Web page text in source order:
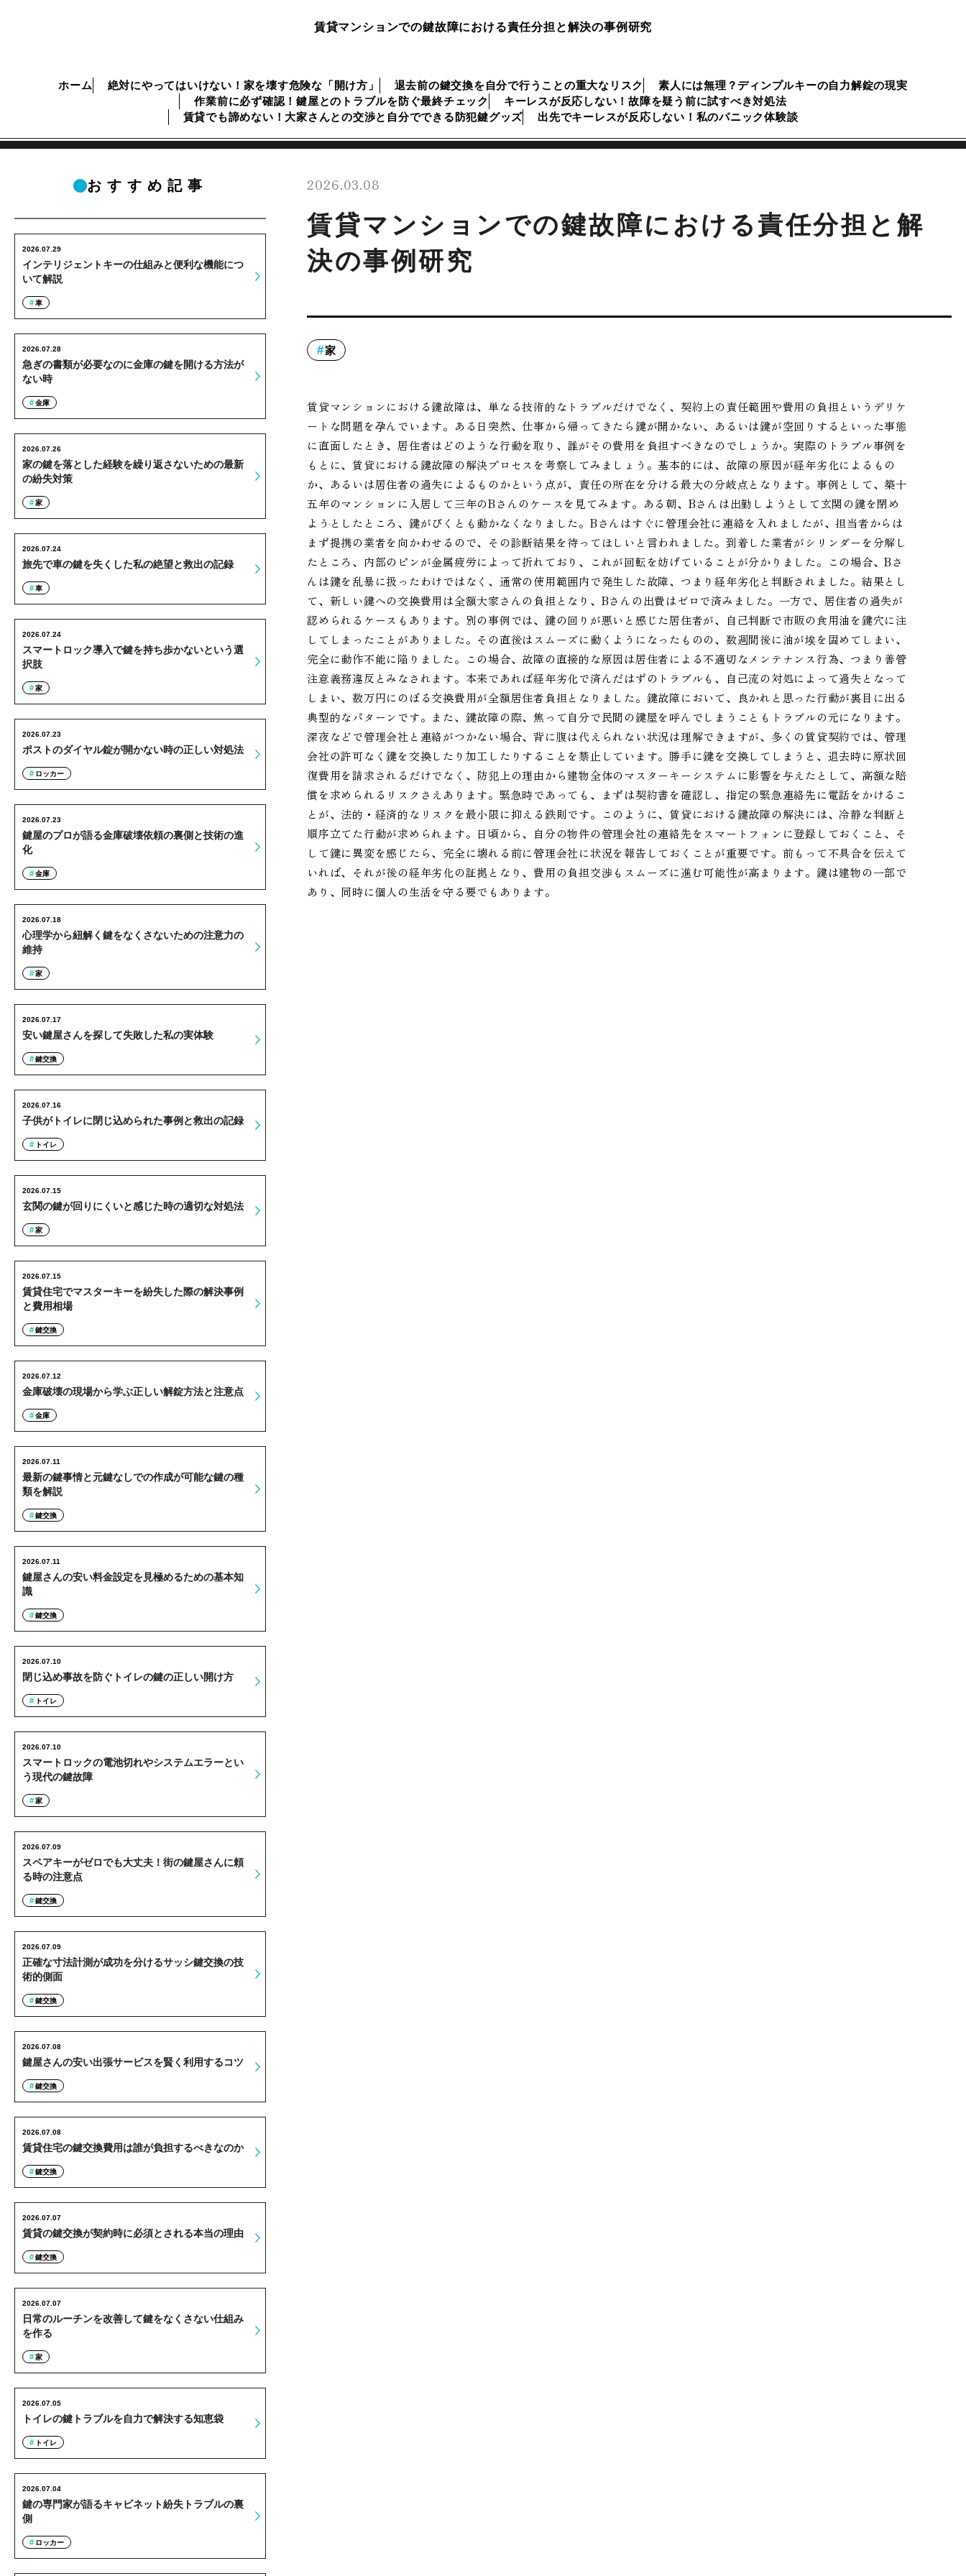
賃貸マンションでの鍵故障における責任分担と解決の事例研究
ホーム 絶対にやってはいけない！家を壊す危険な「開け方」 退去前の鍵交換を自分で行うことの重大なリスク
素人には無理？ディンプルキーの自力解錠の現実
作業前に必ず確認！鍵屋とのトラブルを防ぐ最終チェック
キーレスが反応しない！故障を疑う前に試すべき対処法
賃貸でも諦めない！大家さんとの交渉と自分でできる防犯鍵グッズ
出先でキーレスが反応しない！私のパニック体験談
2026.03.08
賃貸マンションでの鍵故障における責任分担と解
決の事例研究
家
賃貸マンションにおける鍵故障は、単なる技術的なトラブルだけでなく、契約上の責任範囲や費用の負担というデリケ
ートな問題を孕んでいます。ある日突然、仕事から帰ってきたら鍵が開かない、あるいは鍵が空回りするといった事態
に直面したとき、居住者はどのような行動を取り、誰がその費用を負担すべきなのでしょうか。実際のトラブル事例を
もとに、賃貸における鍵故障の解決プロセスを考察してみましょう。基本的には、故障の原因が経年劣化によるもの
か、あるいは居住者の過失によるものかという点が、責任の所在を分ける最大の分岐点となります。事例として、築十
五年のマンションに入居して三年のBさんのケースを見てみます。ある朝、Bさんは出勤しようとして玄関の鍵を閉め
ようとしたところ、鍵がびくとも動かなくなりました。Bさんはすぐに管理会社に連絡を入れましたが、担当者からは
まず提携の業者を向かわせるので、その診断結果を待ってほしいと言われました。到着した業者がシリンダーを分解し
たところ、内部のピンが金属疲労によって折れており、これが回転を妨げていることが分かりました。この場合、Bさ
んは鍵を乱暴に扱ったわけではなく、通常の使用範囲内で発生した故障、つまり経年劣化と判断されました。結果とし
て、新しい鍵への交換費用は全額大家さんの負担となり、Bさんの出費はゼロで済みました。一方で、居住者の過失が
認められるケースもあります。別の事例では、鍵の回りが悪いと感じた居住者が、自己判断で市販の食用油を鍵穴に注
してしまったことがありました。その直後はスムーズに動くようになったものの、数週間後に油が埃を固めてしまい、
完全に動作不能に陥りました。この場合、故障の直接的な原因は居住者による不適切なメンテナンス行為、つまり善管
注意義務違反とみなされます。本来であれば経年劣化で済んだはずのトラブルも、自己流の対処によって過失となって
しまい、数万円にのぼる交換費用が全額居住者負担となりました。鍵故障において、良かれと思った行動が裏目に出る
典型的なパターンです。また、鍵故障の際、焦って自分で民間の鍵屋を呼んでしまうこともトラブルの元になります。
深夜などで管理会社と連絡がつかない場合、背に腹は代えられない状況は理解できますが、多くの賃貸契約では、管理
会社の許可なく鍵を交換したり加工したりすることを禁止しています。勝手に鍵を交換してしまうと、退去時に原状回
復費用を請求されるだけでなく、防犯上の理由から建物全体のマスターキーシステムに影響を与えたとして、高額な賠
償を求められるリスクさえあります。緊急時であっても、まずは契約書を確認し、指定の緊急連絡先に電話をかけるこ
とが、法的・経済的なリスクを最小限に抑える鉄則です。このように、賃貸における鍵故障の解決には、冷静な判断と
順序立てた行動が求められます。日頃から、自分の物件の管理会社の連絡先をスマートフォンに登録しておくこと、そ
して鍵に異変を感じたら、完全に壊れる前に管理会社に状況を報告しておくことが重要です。前もって不具合を伝えて
いれば、それが後の経年劣化の証拠となり、費用の負担交渉もスムーズに進む可能性が高まります。鍵は建物の一部で
あり、同時に個人の生活を守る要でもあります。
おすすめ記事
インテリジェントキーの仕組みと便利な機能につ
いて解説
2026.07.29
車
急ぎの書類が必要なのに金庫の鍵を開ける方法が
ない時
2026.07.28
金庫
家の鍵を落とした経験を繰り返さないための最新
の紛失対策
2026.07.26
家
旅先で車の鍵を失くした私の絶望と救出の記録
2026.07.24
車
スマートロック導入で鍵を持ち歩かないという選
択肢
2026.07.24
家
ポストのダイヤル錠が開かない時の正しい対処法
2026.07.23
ロッカー
鍵屋のプロが語る金庫破壊依頼の裏側と技術の進
化
2026.07.23
金庫
心理学から紐解く鍵をなくさないための注意力の
維持
2026.07.18
家
安い鍵屋さんを探して失敗した私の実体験
2026.07.17
鍵交換
子供がトイレに閉じ込められた事例と救出の記録
2026.07.16
トイレ
玄関の鍵が回りにくいと感じた時の適切な対処法
2026.07.15
家
賃貸住宅でマスターキーを紛失した際の解決事例
と費用相場
2026.07.15
鍵交換
金庫破壊の現場から学ぶ正しい解錠方法と注意点
2026.07.12
金庫
最新の鍵事情と元鍵なしでの作成が可能な鍵の種
類を解説
2026.07.11
鍵交換
鍵屋さんの安い料金設定を見極めるための基本知
識
2026.07.11
鍵交換
閉じ込め事故を防ぐトイレの鍵の正しい開け方
2026.07.10
トイレ
スマートロックの電池切れやシステムエラーとい
う現代の鍵故障
2026.07.10
家
スペアキーがゼロでも大丈夫！街の鍵屋さんに頼
る時の注意点
2026.07.09
鍵交換
正確な寸法計測が成功を分けるサッシ鍵交換の技
術的側面
2026.07.09
鍵交換
鍵屋さんの安い出張サービスを賢く利用するコツ
2026.07.08
鍵交換
賃貸住宅の鍵交換費用は誰が負担するべきなのか
2026.07.08
鍵交換
賃貸の鍵交換が契約時に必須とされる本当の理由
2026.07.07
鍵交換
日常のルーチンを改善して鍵をなくさない仕組み
を作る
2026.07.07
家
トイレの鍵トラブルを自力で解決する知恵袋
2026.07.05
トイレ
鍵の専門家が語るキャビネット紛失トラブルの裏
側
2026.07.04
ロッカー